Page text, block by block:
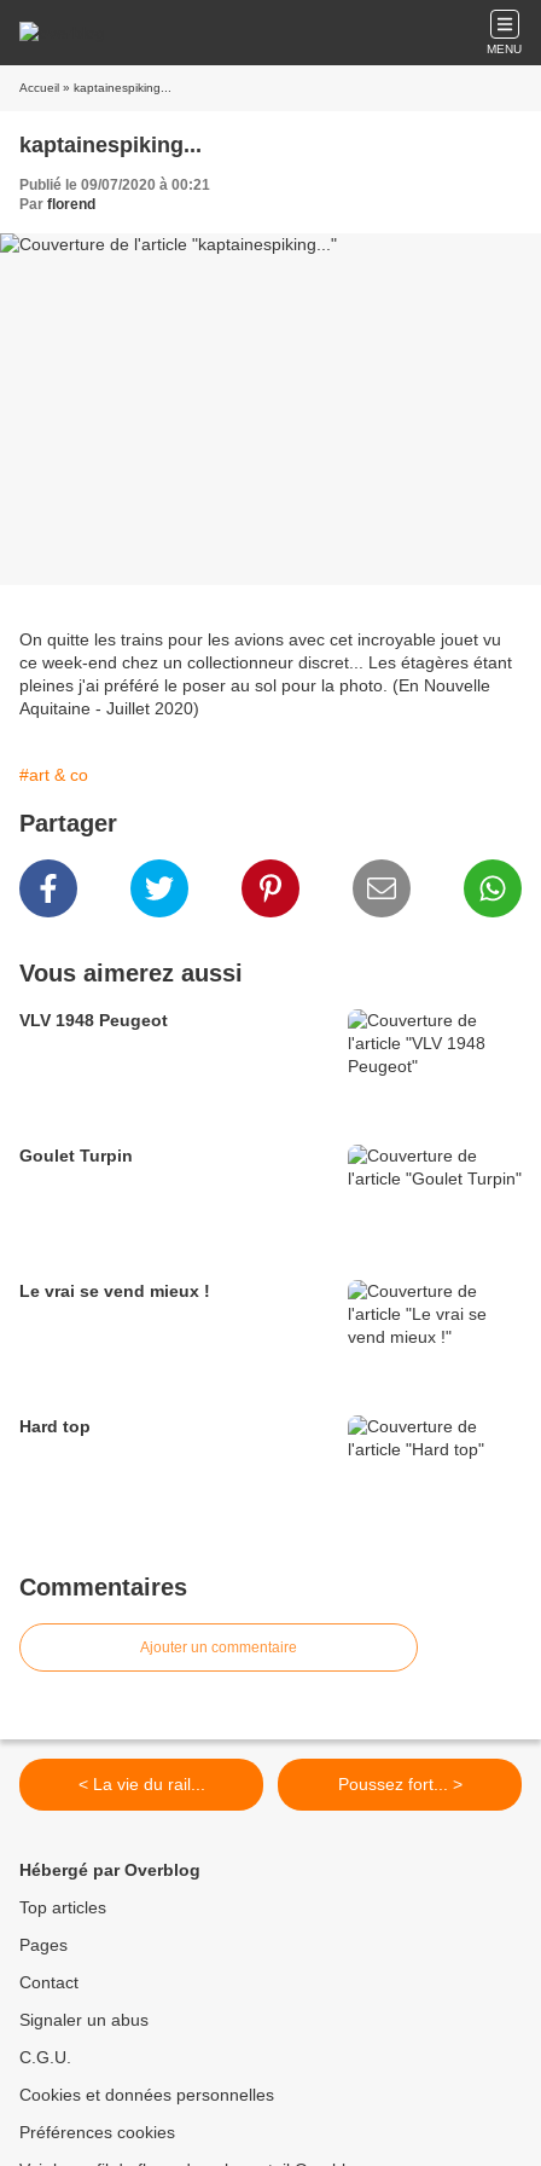
MENU
Accueil » kaptainespiking...
kaptainespiking...
Publié le 09/07/2020 à 00:21
Par florend
On quitte les trains pour les avions avec cet incroyable jouet vu
ce week-end chez un collectionneur discret... Les étagères étant
pleines j'ai préféré le poser au sol pour la photo. (En Nouvelle
Aquitaine - Juillet 2020)
#art & co
Partager
Vous aimerez aussi
VLV 1948 Peugeot
Goulet Turpin
Le vrai se vend mieux !
Hard top
Commentaires
Ajouter un commentaire
< La vie du rail... Poussez fort... >
Hébergé par Overblog
Top articles
Pages
Contact
Signaler un abus
C.G.U.
Cookies et données personnelles
Préférences cookies